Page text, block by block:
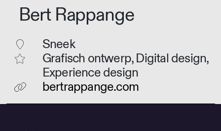
Bert Rappange
Sneek
Grafisch ontwerp, Digital design,
Experience design
bertrappange.com